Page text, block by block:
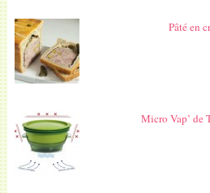
Pâté en
Micro Vap’ de